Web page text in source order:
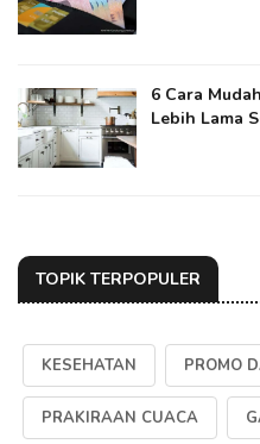
6 Cara
Lebih Lama
TOPIK TERPOPULER
KESEHATAN PROMO
PRAKIRAAN CUACA